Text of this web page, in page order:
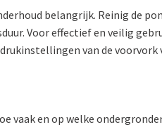
belangrijk. Reinig de
Voor effectief en veilig
van de
vaak en op welke